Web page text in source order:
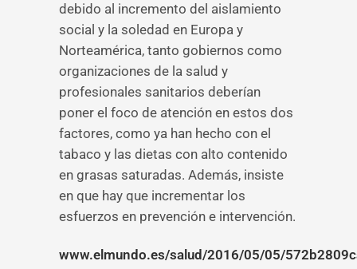
debido al incremento del aislamiento
social y la soledad en Europa y
Norteamérica, tanto gobiernos como
organizaciones de la salud y
profesionales sanitarios deberían
poner el foco de atención en estos dos
factores, como ya han hecho con el
tabaco y las dietas con alto contenido
en grasas saturadas. Además, insiste
en que hay que incrementar los
esfuerzos en prevención e intervención.
www.elmundo.es/salud/2016/05/05/